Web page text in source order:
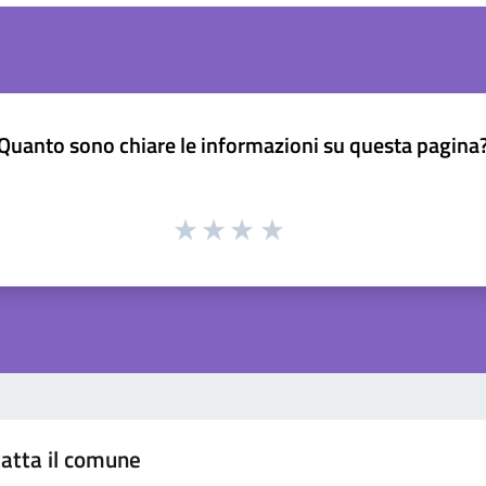
sono chiare le informazioni su questa
il comune